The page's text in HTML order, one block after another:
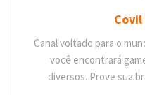
Canal voltado para o
você encontrará
diversos. Prove sua